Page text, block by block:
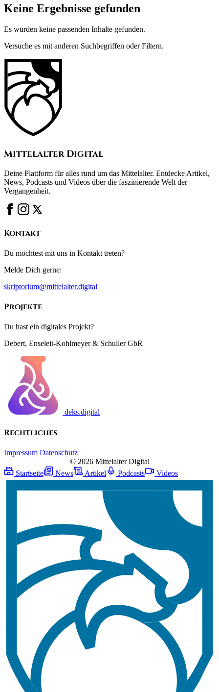
Keine Ergebnisse gefunden
Es wurden keine passenden Inhalte gefunden.
Versuche es mit anderen Suchbegriffen oder Filtern.
Mittelalter Digital
Deine Plattform für alles rund um das Mittelalter. Entdecke Artikel,
News, Podcasts und Videos über die faszinierende Welt der
Vergangenheit.
Kontakt
Du möchtest mit uns in Kontakt treten?
Melde Dich gerne:
skriptorium@mittelalter.digital
Projekte
Du hast ein digitales Projekt?
Debert, Enseleit-Kohlmeyer & Schuller GbR
deks.digital
Rechtliches
Impressum Datenschutz
© 2026 Mittelalter Digital
Startseite
News Artikel Podcasts Videos